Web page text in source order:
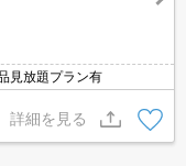
見放題プラン有
詳細を見る